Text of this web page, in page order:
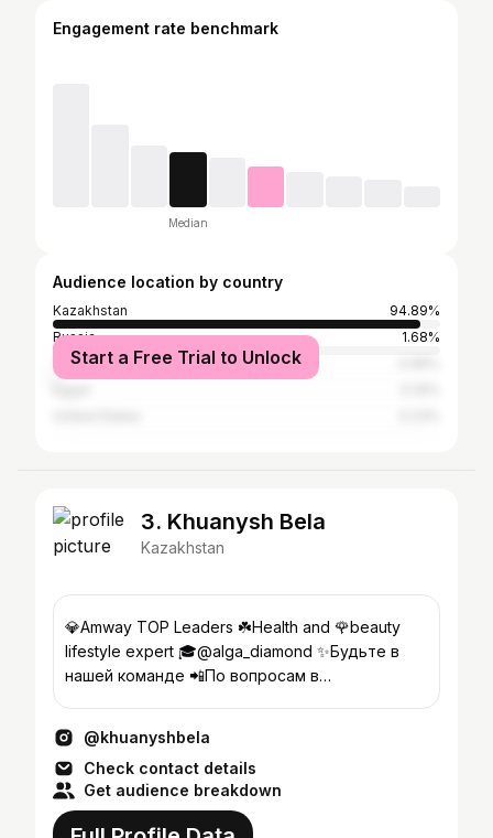
Engagement rate benchmark
Median
Audience location by country
Kazakhstan
94.89%
Russia
1.68%
Turkey
Start a Free Trial to Unlock
3. Khuanysh Bela
Kazakhstan
💎Amway TOP Leaders ☘️Health and 🌹beauty
lifestyle expert 🎓@alga_diamond ✨Будьте в
нашей команде 📲По вопросам в
@khuanyshbela
Check contact details
Get audience breakdown